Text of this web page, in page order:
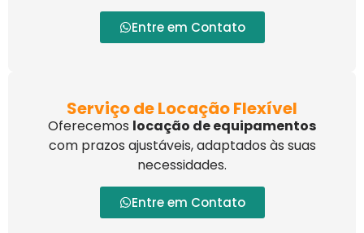
Entre em Contato
Serviço de Locação Flexível
Oferecemos locação de equipamentos
com prazos ajustáveis, adaptados às suas
necessidades.
Entre em Contato